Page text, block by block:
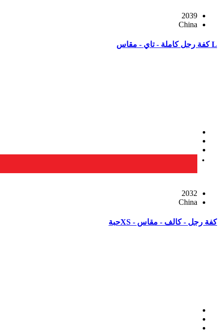
2039
China
L كفة رجل كاملة - تاي - مقاس
2032
China
كفة رجل - كالف - مقاس - XSحبة